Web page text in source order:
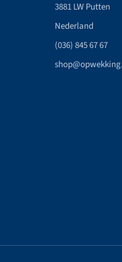
3881 LW Putten
Nederland
(036) 845 67 67